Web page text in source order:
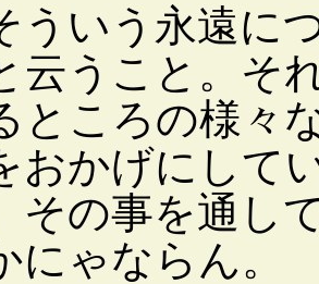
いう永遠に
云うこと。そ
ところの様々
おかげにして
その事を通し
にゃならん。